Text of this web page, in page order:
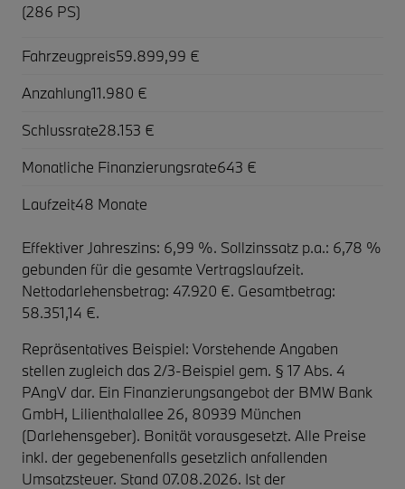
(286 PS)
Fahrzeugpreis59.899,99 €
Anzahlung11.980 €
Schlussrate28.153 €
Monatliche Finanzierungsrate643 €
Laufzeit48 Monate
Effektiver Jahreszins: 6,99 %. Sollzinssatz p.a.: 6,78 %
gebunden für die gesamte Vertragslaufzeit.
Nettodarlehensbetrag: 47.920 €. Gesamtbetrag:
58.351,14 €.
Repräsentatives Beispiel: Vorstehende Angaben
stellen zugleich das 2/3-Beispiel gem. § 17 Abs. 4
PAngV dar. Ein Finanzierungsangebot der BMW Bank
GmbH, Lilienthalallee 26, 80939 München
(Darlehensgeber). Bonität vorausgesetzt. Alle Preise
inkl. der gegebenenfalls gesetzlich anfallenden
Umsatzsteuer. Stand 07.08.2026. Ist der